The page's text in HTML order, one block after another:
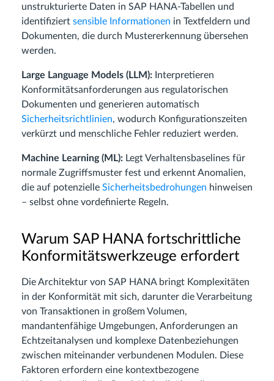
unstrukturierte Daten in SAP HANA-Tabellen und
identifiziert sensible Informationen in Textfeldern und
Dokumenten, die durch Mustererkennung übersehen
werden.
Large Language Models (LLM): Interpretieren
Konformitätsanforderungen aus regulatorischen
Dokumenten und generieren automatisch
Sicherheitsrichtlinien, wodurch Konfigurationszeiten
verkürzt und menschliche Fehler reduziert werden.
Machine Learning (ML): Legt Verhaltensbaselines für
normale Zugriffsmuster fest und erkennt Anomalien,
die auf potenzielle Sicherheitsbedrohungen hinweisen
– selbst ohne vordefinierte Regeln.
Warum SAP HANA fortschrittliche
Konformitätswerkzeuge erfordert
Die Architektur von SAP HANA bringt Komplexitäten
in der Konformität mit sich, darunter die Verarbeitung
von Transaktionen in großem Volumen,
mandantenfähige Umgebungen, Anforderungen an
Echtzeitanalysen und komplexe Datenbeziehungen
zwischen miteinander verbundenen Modulen. Diese
Faktoren erfordern eine kontextbezogene